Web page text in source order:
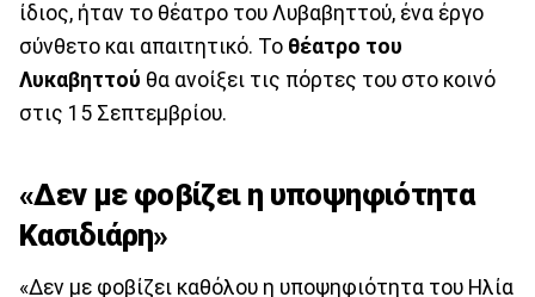
ίδιος, ήταν το θέατρο του Λυβαβηττού, ένα έργο
σύνθετο και απαιτητικό. Το θέατρο του
Λυκαβηττού θα ανοίξει τις πόρτες του στο κοινό
στις 15 Σεπτεμβρίου.
«Δεν με φοβίζει η υποψηφιότητα
Κασιδιάρη»
«Δεν με φοβίζει καθόλου η υποψηφιότητα του Ηλία